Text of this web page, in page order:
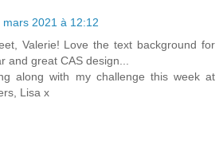
mars 2021 à 12:12
Valerie! Love the text background for
and great CAS design...
along with my challenge this week at
Lisa x